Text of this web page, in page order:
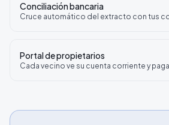
Conciliación bancaria
Cruce automático del extracto con tus
Portal de propietarios
Cada vecino ve su cuenta corriente y